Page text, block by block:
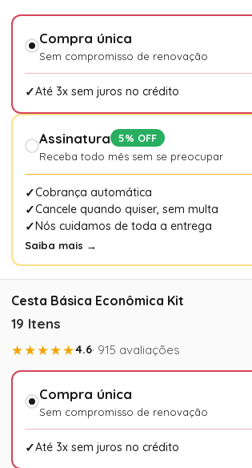
Compra única
Sem compromisso de renovação
Até 3x sem juros no crédito
Assinatura
5% OFF
Receba todo mês sem se preocupar
Cobrança automática
Cancele quando quiser, sem multa
Nós cuidamos de toda a entrega
Saiba mais →
Cesta Básica Econômica Kit
19 Itens
★★★★★4.6· 915 avaliações
Compra única
Sem compromisso de renovação
Até 3x sem juros no crédito